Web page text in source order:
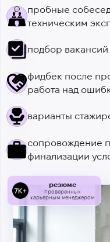
пробные
техническим
подбор вакансий
фидбек после
работа над
варианты
сопровождение
финализации
резюме
проверенных
карьерным менеджером